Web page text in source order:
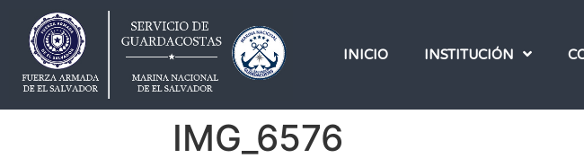
INICIO INSTITUCIÓN
IMG_6576